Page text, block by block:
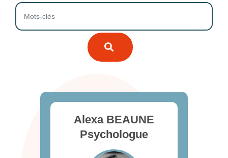
Alexa BEAUNE
Psychologue